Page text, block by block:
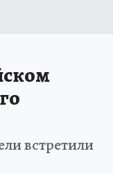
встретили